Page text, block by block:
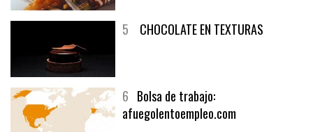
5 CHOCOLATE EN TEXTURAS
6 Bolsa de trabajo:
afuegolentoempleo.com